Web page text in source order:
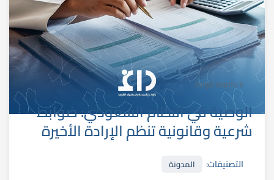
3 دقيقة قراءة
الوصية في النظام السعودي: ضوابط
شرعية وقانونية تنظم الإرادة الأخيرة
التصنيفات:
المدونة